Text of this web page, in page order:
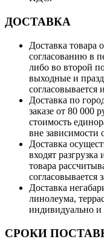
ДОСТАВКА
Доставка товара
согласованию в
либо во второй
выходные и
согласовывается
Доставка по
заказе от 80 000
стоимость
вне зависимости
Доставка
входят
товара
согласовывается
Доставка
линолеума,
индивидуально и
СРОКИ